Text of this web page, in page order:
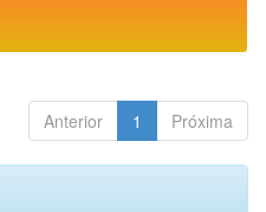
Anterior 1 Próxima